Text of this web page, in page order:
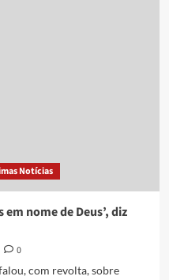
Notícias
nome de Deus’, diz
0
com revolta, sobre